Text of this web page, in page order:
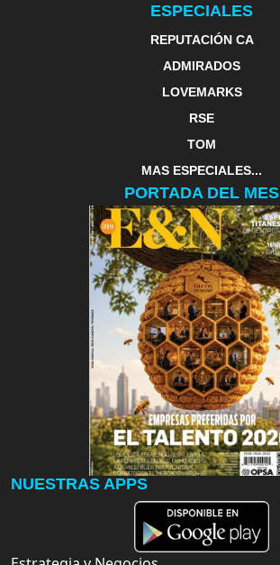
ESPECIALES
REPUTACIÓN CA
ADMIRADOS
LOVEMARKS
RSE
TOM
MAS ESPECIALES...
PORTADA DEL MES
NUESTRAS APPS